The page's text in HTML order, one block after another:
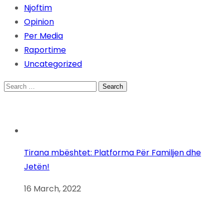
Njoftim
Opinion
Per Media
Raportime
Uncategorized
Search
Tirana mbështet: Platforma Për Familjen dhe
Jetën!
16 March, 2022